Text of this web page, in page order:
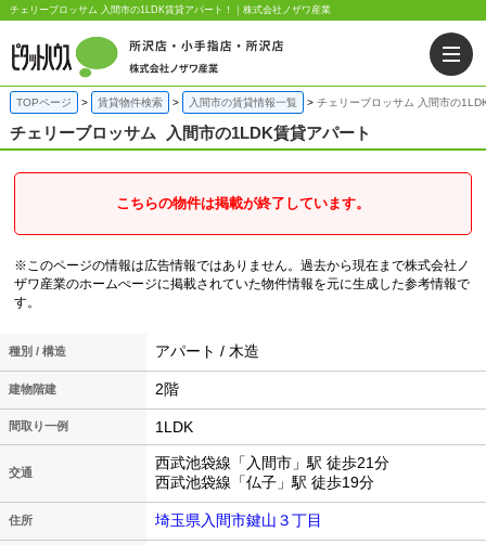
チェリーブロッサム 入間市の1LDK賃貸アパート！｜株式会社ノザワ産業
TOPページ 賃貸物件検索 入間市の賃貸情報一覧 チェリーブロッサム 入間市の
チェリーブロッサム 入間市の1LDK賃貸アパート
こちらの物件は掲載が終了しています。
※このページの情報は広告情報ではありません。過去から現在まで株式会社ノ
ザワ産業のホームぺージに掲載されていた物件情報を元に生成した参考情報で
す。
種別 / 構造 アパート / 木造
建物階建 2階
間取り一例 1LDK
交通
西武池袋線「入間市」駅 徒歩21分
西武池袋線「仏子」駅 徒歩19分
住所 埼玉県入間市鍵山３丁目